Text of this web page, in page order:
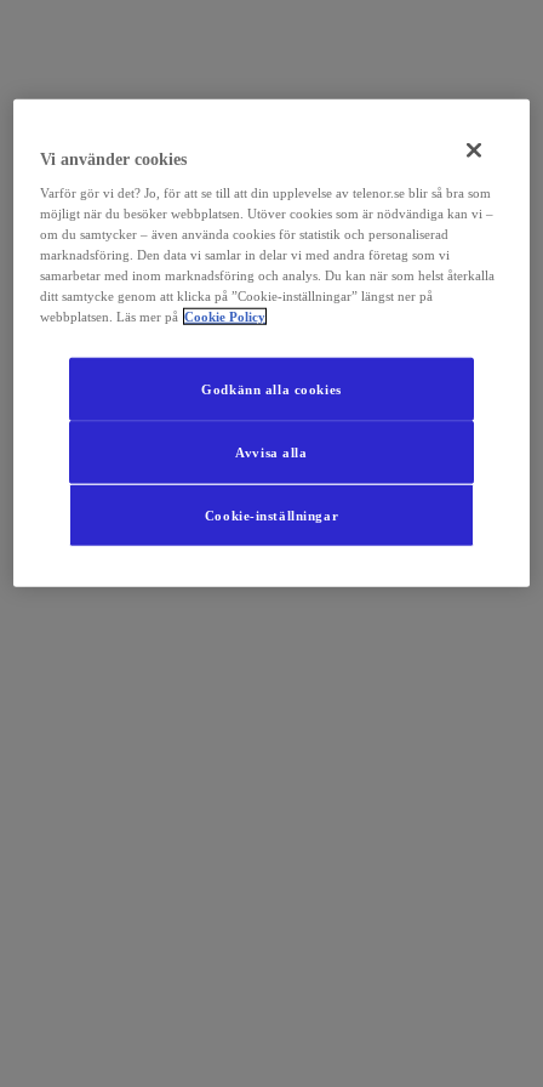
Vi använder cookies
Varför gör vi det? Jo, för att se till att din upplevelse av telenor.se blir så bra som
möjligt när du besöker webbplatsen. Utöver cookies som är nödvändiga kan vi –
om du samtycker – även använda cookies för statistik och personaliserad
marknadsföring. Den data vi samlar in delar vi med andra företag som vi
samarbetar med inom marknadsföring och analys. Du kan när som helst återkalla
ditt samtycke genom att klicka på ”Cookie-inställningar” längst ner på
webbplatsen. Läs mer på Cookie Policy
Cookie-inställningar
Avvisa alla
Godkänn alla cookies